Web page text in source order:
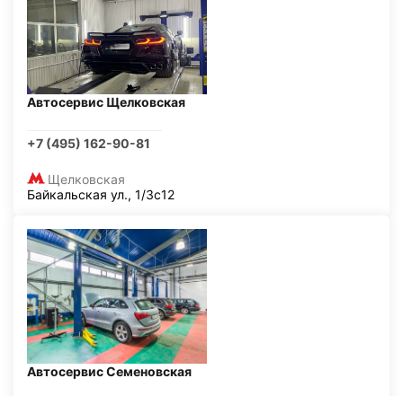
Автосервис Щелковская
+7 (495) 162-90-81
Щелковская
Байкальская ул., 1/3с12
Автосервис Семеновская